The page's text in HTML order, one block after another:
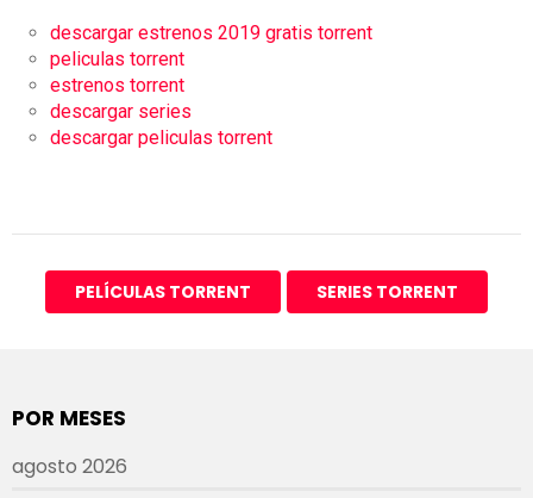
descargar estrenos 2019 gratis torrent
peliculas torrent
estrenos torrent
descargar series
descargar peliculas torrent
PELÍCULAS TORRENT SERIES TORRENT
POR MESES
agosto 2026